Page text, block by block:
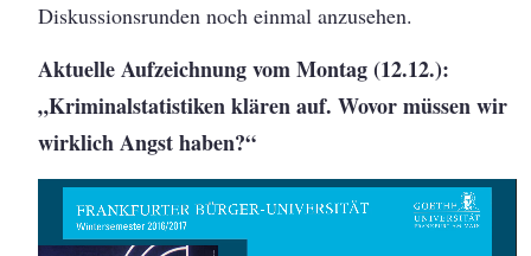
Diskussionsrunden noch einmal anzusehen.
Aktuelle Aufzeichnung vom Montag (12.12.):
„Kriminalstatistiken klären auf. Wovor müssen wir
wirklich Angst haben?“
Video
Player